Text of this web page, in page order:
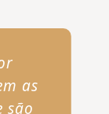
as
são